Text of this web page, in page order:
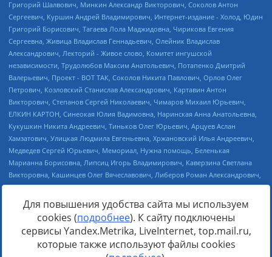
https://minjust.gov.ru/uploaded/files/reestr-
inostrannyih-agentov-22-03-2024.pdfданные на22.03.2024
Для повышения удобства сайта мы используем
cookies (подробнее). К сайту подключены
сервисы Yandex.Metrika, LiveInternet, top.mail.ru,
которые также используют файлы cookies